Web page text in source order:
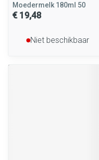
Moedermelk 180ml 50
€ 19,48
Niet beschikbaar